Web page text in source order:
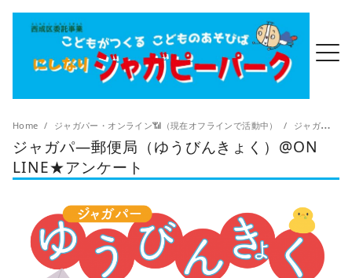
Home ジャガパー・オンライン📶（現在オフラインで活動中） ジャガパ―郵便局（ゆうびんきょく）@ON LINE★アンケート
ジャガパ―郵便局（ゆうびんきょく）@ON
LINE★アンケート